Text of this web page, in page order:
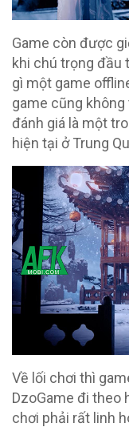
Game còn được
khi chú trọng đầu
gì một game
game cũng
đánh giá là một
hiện tại ở Trung
Về lối chơi thì
DzoGame đi theo
chơi phải rất linh